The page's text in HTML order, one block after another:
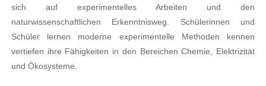
sich auf experimentelles Arbeiten und den
naturwissenschaftlichen Erkenntnisweg. Schülerinnen und
Schüler lernen moderne experimentelle Methoden kennen
vertiefen ihre Fähigkeiten in den Bereichen Chemie, Elektrizität
und Ökosysteme.